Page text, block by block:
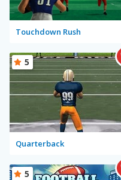
Touchdown Rush
Quarterback
5
5